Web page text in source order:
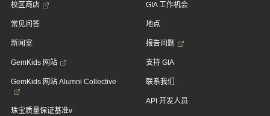
校区商店
常见问答
新闻室
GemKids 网站
GemKids 网站 Alumni Collective
珠宝质量保证基准v
GIA 工作机会
地点
报告问题
支持 GIA
联系我们
API 开发人员